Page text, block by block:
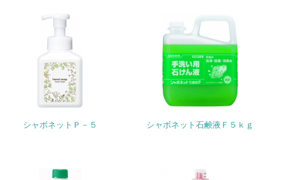
を行っている
体的な目標や計画を立てている
る
シャボネットＰ－５ シャボネット石鹸液Ｆ５ｋｇ